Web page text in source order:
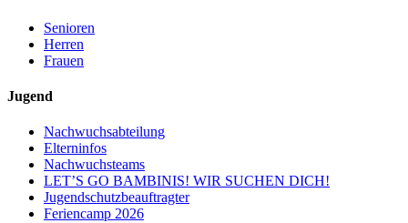
Senioren
Herren
Frauen
Jugend
Nachwuchsabteilung
Elterninfos
Nachwuchsteams
LET’S GO BAMBINIS! WIR SUCHEN DICH!
Jugendschutzbeauftragter
Feriencamp 2026